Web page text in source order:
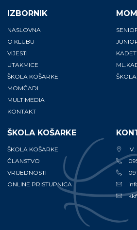
IZBORNIK
NASLOVNA
O KLUBU
VIJESTI
UTAKMICE
ŠKOLA KOŠARKE
MOMČADI
MULTIMEDIA
KONTAKT
KADETI
ŠKOLA KOŠARKE
ŠKOLA KOŠARKE
ČLANSTVO
VRIJEDNOSTI
ONLINE PRISTUPNICA
V.